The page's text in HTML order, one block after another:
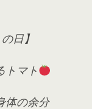
日】
トマト
体の余分